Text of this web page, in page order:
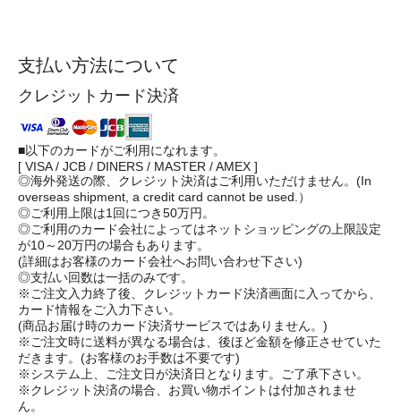
支払い方法について
クレジットカード決済
■以下のカードがご利用になれます。
[ VISA / JCB / DINERS / MASTER / AMEX ]
◎海外発送の際、クレジット決済はご利用いただけません。(In
overseas shipment, a credit card cannot be used.）
◎ご利用上限は1回につき50万円。
◎ご利用のカード会社によってはネットショッピングの上限設定
が10～20万円の場合もあります。
(詳細はお客様のカード会社へお問い合わせ下さい)
◎支払い回数は一括のみです。
※ご注文入力終了後、クレジットカード決済画面に入ってから、
カード情報をご入力下さい。
(商品お届け時のカード決済サービスではありません。)
※ご注文時に送料が異なる場合は、後ほど金額を修正させていた
だきます。(お客様のお手数は不要です)
※システム上、ご注文日が決済日となります。ご了承下さい。
※クレジット決済の場合、お買い物ポイントは付加されませ
ん。